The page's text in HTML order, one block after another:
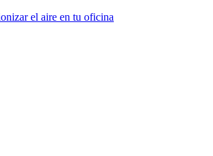
el aire en tu oficina